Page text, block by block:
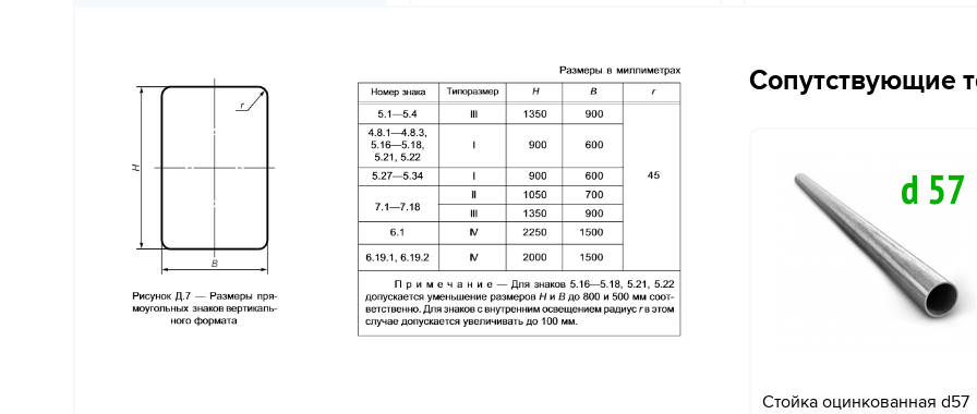
Сопутствующие
Стойка оцинкованная d57